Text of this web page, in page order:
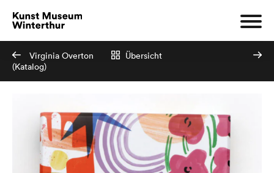
Virginia Overton
(Katalog)
Übersicht